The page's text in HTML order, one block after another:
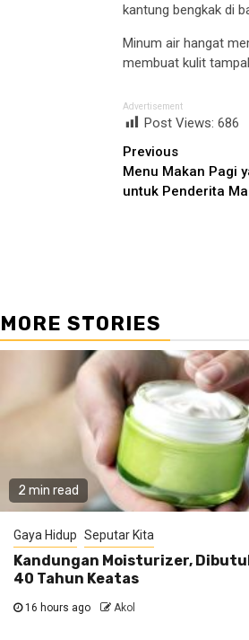
kantung bengkak di
Minum air hangat
membuat kulit
Advertisement
Post Views:686
Continue
Reading
Previous
Menu Makan Pagi
untuk Penderita
MORE STORIES
2 min read
Gaya Hidup Seputar Kita
Kandungan Moisturizer,
40 Tahun Keatas
16 hours ago Akol